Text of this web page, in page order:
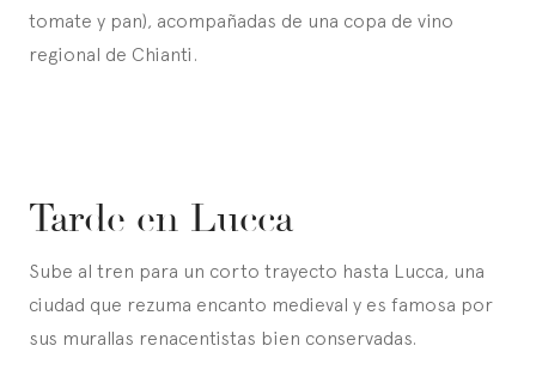
tomate y pan), acompañadas de una copa de vino
regional de Chianti.
Tarde en Lucca
Sube al tren para un corto trayecto hasta Lucca, una
ciudad que rezuma encanto medieval y es famosa por
sus murallas renacentistas bien conservadas.